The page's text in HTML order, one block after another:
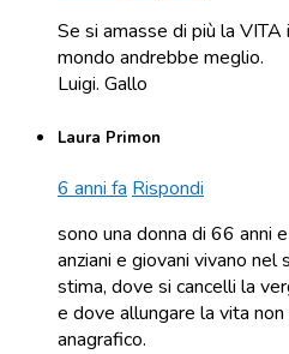
Se si amasse di più la VITA
mondo andrebbe meglio.
Luigi. Gallo
Laura Primon
6 anni fa Rispondi
sono una donna di 66 anni
anziani e giovani vivano
stima, dove si cancelli la
e dove allungare la vita
anagrafico.